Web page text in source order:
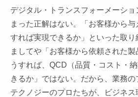
デジタル・トランスフォーメーシ
まった正解はない。「お客様から与
すれば実現できるか」といった取り
ましてや「お客様から依頼された
うすれば、QCD（品質・コスト・
きるか」ではない。だから、業務の
テクノジーのプロたちが、ビジネス